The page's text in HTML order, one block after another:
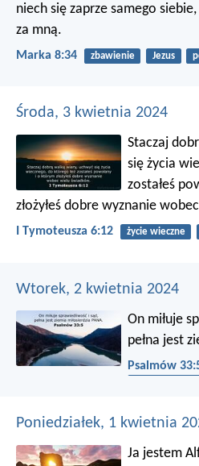
niech się zaprze samego
za mną.
Marka 8:34 zbawienie Jezus
Środa, 3 kwietnia 2024
Staczaj
się życia
zostałeś
złożyłeś dobre wyznanie
I Tymoteusza 6:12 życie wieczne
Wtorek, 2 kwietnia 2024
On miłuje
pełna jest
Psalmów
Poniedziałek, 1 kwietnia
Ja jestem